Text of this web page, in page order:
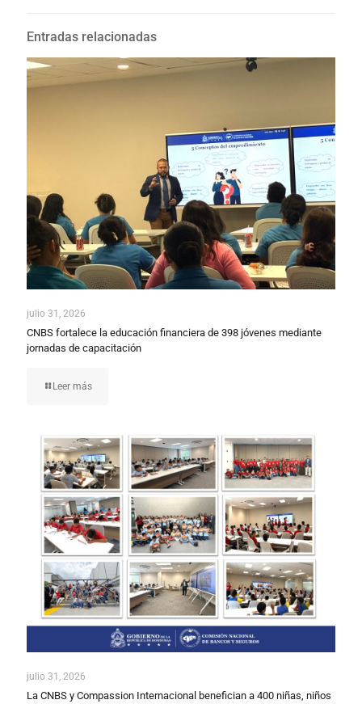
Entradas relacionadas
julio 31, 2026
CNBS fortalece la educación financiera de 398 jóvenes mediante
jornadas de capacitación
Leer más
julio 31, 2026
La CNBS y Compassion Internacional benefician a 400 niñas, niños